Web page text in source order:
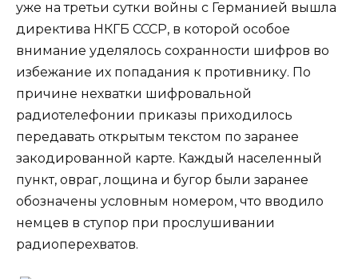
уже на третьи сутки войны с Германией вышла
директива НКГБ СССР, в которой особое
внимание уделялось сохранности шифров во
избежание их попадания к противнику. По
причине нехватки шифровальной
радиотелефонии приказы приходилось
передавать открытым текстом по заранее
закодированной карте. Каждый населенный
пункт, овраг, лощина и бугор были заранее
обозначены условным номером, что вводило
немцев в ступор при прослушивании
радиоперехватов.